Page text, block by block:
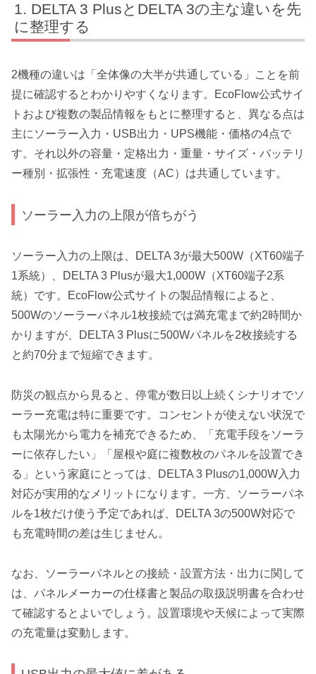
DELTA 3 PlusとDELTA 3の主な違いを先
に整理する
2機種の違いは「全体像の大半が共通している」ことを前
提に確認するとわかりやすくなります。EcoFlow公式サイ
トおよび複数の製品情報をもとに整理すると、異なる点は
主にソーラー入力・USB出力・UPS機能・価格の4点で
す。それ以外の容量・定格出力・重量・サイズ・バッテリ
ー種別・拡張性・充電速度（AC）は共通しています。
ソーラー入力の上限が倍ちがう
ソーラー入力の上限は、DELTA 3が最大500W（XT60端子
1系統）、DELTA 3 Plusが最大1,000W（XT60端子2系
統）です。EcoFlow公式サイトの製品情報によると、
500Wのソーラーパネル1枚接続では満充電まで約2時間か
かりますが、DELTA 3 Plusに500Wパネルを2枚接続する
と約70分まで短縮できます。
防災の観点から見ると、停電が数日以上続くシナリオでソ
ーラー充電は特に重要です。コンセントが使えない状況で
も太陽光から電力を補充できるため、「充電手段をソーラ
ーに依存したい」「屋根や庭に複数枚のパネルを設置でき
る」という家庭にとっては、DELTA 3 Plusの1,000W入力
対応が実用的なメリットになります。一方、ソーラーパネ
ルを1枚だけ使う予定であれば、DELTA 3の500W対応で
も充電時間の差は生じません。
なお、ソーラーパネルとの接続・設置方法・出力に関して
は、パネルメーカーの仕様書と製品の取扱説明書を合わせ
て確認するとよいでしょう。設置環境や天候によって実際
の充電量は変動します。